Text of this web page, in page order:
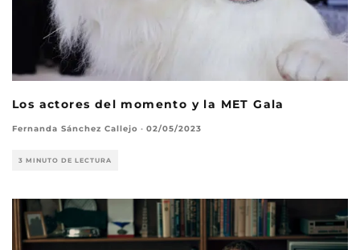
Los actores del momento y la MET Gala
Fernanda Sánchez Callejo · 02/05/2023
3 MINUTO DE LECTURA